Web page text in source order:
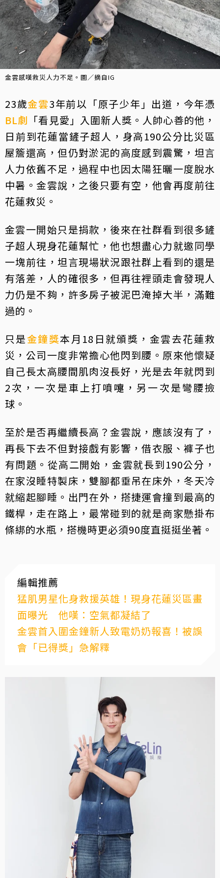
金雲感嘆救災人力不足。圖／摘自IG
23歲金雲3年前以「原子少年」出道，今年憑
BL劇 「看見愛」入圍新人獎。人帥心善的他，
日前到花蓮當鏟子超人，身高190公分比災區
屋簷還高，但仍對淤泥的高度感到震驚，坦言
人力依舊不足，過程中也因太陽狂曬一度脫水
中暑。金雲說，之後只要有空，他會再度前往
花蓮救災。
金雲一開始只是捐款，後來在社群看到很多鏟
子超人現身花蓮幫忙，他也想盡心力就邀同學
一塊前往，坦言現場狀況跟社群上看到的還是
有落差，人的確很多，但再往裡頭走會發現人
力仍是不夠，許多房子被泥巴淹掉大半，滿難
過的。
只是金鐘獎本月18日就頒獎，金雲去花蓮救
災，公司一度非常擔心他閃到腰。原來他懷疑
自己長太高腰間肌肉沒長好，光是去年就閃到
2次，一次是車上打噴嚏，另一次是彎腰撿
球。
至於是否再繼續長高？金雲說，應該沒有了，
再長下去不但對接戲有影響，借衣服、褲子也
有問題。從高二開始，金雲就長到190公分，
在家沒睡特製床，雙腳都垂吊在床外，冬天冷
就縮起腳睡。出門在外，搭捷運會撞到最高的
鐵桿，走在路上，最常碰到的就是商家懸掛布
條綁的水瓶，搭機時更必須90度直挺挺坐著。
編輯推薦
猛肌男星化身救援英雄！現身花蓮災區畫
面曝光 他嘆：空氣都凝結了
金雲首入圍金鐘新人致電奶奶報喜！被誤
會「已得獎」急解釋